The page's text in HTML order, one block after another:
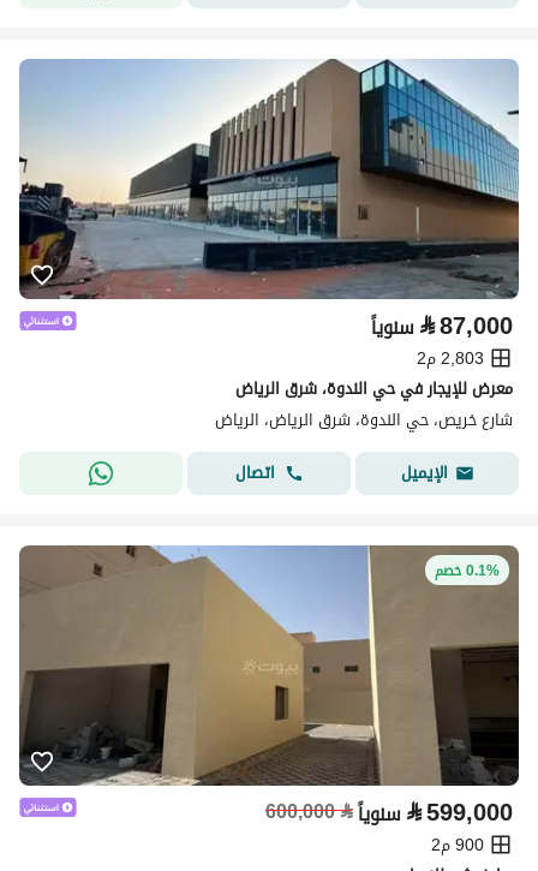
⃁87,000 سنوياً
2,803 م2
معرض للإيجار في حي الندوة، شرق الرياض
شارع خريص، حي الندوة، شرق الرياض، الرياض
الإيميل
اتصال
0.1% خصم
⃁599,000 سنوياً⃁
600,000
900 م2